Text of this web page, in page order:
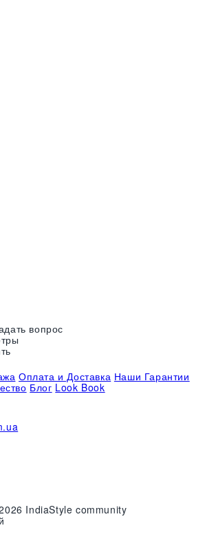
вопрос
Оплата и Доставка Наши Гарантии
Блог Look Book
IndiaStyle community